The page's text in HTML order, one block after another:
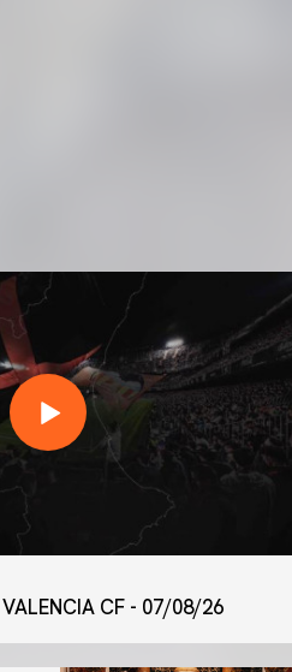
CF - 07/08/26